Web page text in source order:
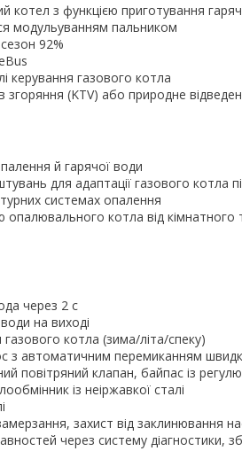
котел з функцією приготування
модульуванням пальником
92%
керування газового котла
згоряння (KTV) або природне
й гарячої води
для адаптації газового котла
системах опалення
котла від кімнатного
через 2 с
на виході
котла (зима/літа/спеку)
з автоматичним перемиканням
повітряний клапан, байпас із
із неіржавкої сталі
захист від заклинювання
через систему діагностики,